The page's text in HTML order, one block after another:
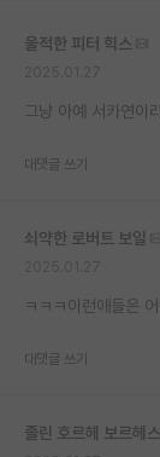
커리어
유학교육
이벤트
재팬라운지 🌸
울적한 피터 힉스
그냥 아예 서카연이
대댓글 쓰기
쇠약한 로버트 보일
ㅋㅋㅋ이런애들은
대댓글 쓰기
졸린 호르헤 보르헤스